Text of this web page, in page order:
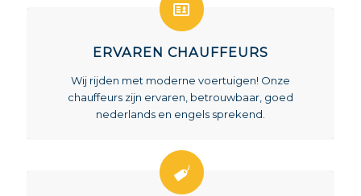
ERVAREN CHAUFFEURS
Wij rijden met moderne voertuigen! Onze
chauffeurs zijn ervaren, betrouwbaar, goed
nederlands en engels sprekend.